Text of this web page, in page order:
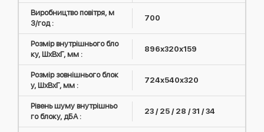
Виробництво повітря, м
3/год :
700
Розмір внутрішнього бло
ку, ШxВxГ, мм :
896х320х159
Розмір зовнішнього блок
у, ШxВxГ, мм :
724x540x320
Рівень шуму внутрішньо
го блоку, дБА :
23 / 25 / 28 / 31 / 34